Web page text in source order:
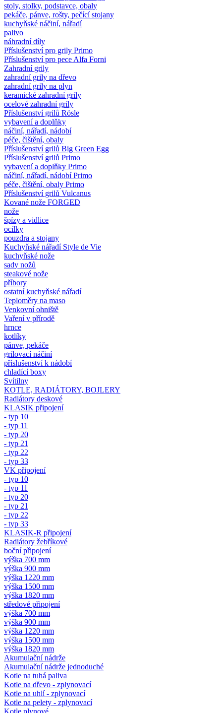
stoly, stolky, podstavce, obaly
pekáče, pánve, rošty, pečící stojany
kuchyňské náčiní, nářadí
palivo
náhradní díly
Příslušenství pro grily Primo
Příslušenství pro pece Alfa Forni
Zahradní grily
zahradní grily na dřevo
zahradní grily na plyn
keramické zahradní grily
ocelové zahradní grily
Příslušenství grilů Rösle
vybavení a doplňky
náčiní, nářadí, nádobí
péče, čištění, obaly
Příslušenství grilů Big Green Egg
Příslušenství grilů Primo
vybavení a doplňky Primo
náčiní, nářadí, nádobí Primo
péče, čištění, obaly Primo
Příslušenství grilů Vulcanus
Kované nože FORGED
nože
špízy a vidlice
ocilky
pouzdra a stojany
Kuchyňské nářadí Style de Vie
kuchyňské nože
sady nožů
steakové nože
příbory
ostatní kuchyňské nářadí
Teploměry na maso
Venkovní ohniště
Vaření v přírodě
hrnce
kotlíky
pánve, pekáče
grilovací náčiní
příslušenství k nádobí
chladící boxy
Svítilny
KOTLE, RADIÁTORY, BOJLERY
Radiátory deskové
KLASIK připojení
- typ 10
- typ 11
- typ 20
- typ 21
- typ 22
- typ 33
VK připojení
- typ 10
- typ 11
- typ 20
- typ 21
- typ 22
- typ 33
KLASIK-R připojení
Radiátory žebříkové
boční připojení
výška 700 mm
výška 900 mm
výška 1220 mm
výška 1500 mm
výška 1820 mm
středové připojení
výška 700 mm
výška 900 mm
výška 1220 mm
výška 1500 mm
výška 1820 mm
Akumulační nádrže
Akumulační nádrže jednoduché
Kotle na tuhá paliva
Kotle na dřevo - zplynovací
Kotle na uhlí - zplynovací
Kotle na pelety - zplynovací